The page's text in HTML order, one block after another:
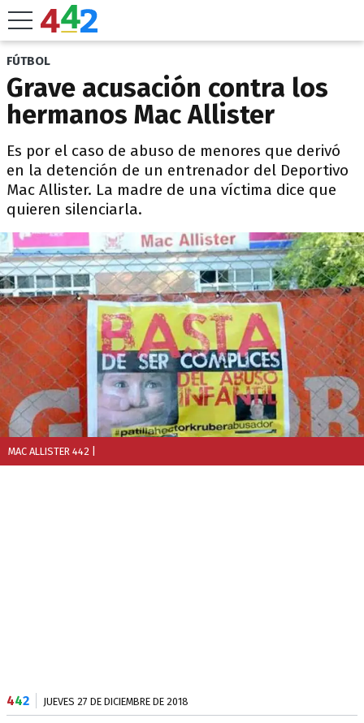
FÚTBOL
Grave acusación contra los
hermanos Mac Allister
Es por el caso de abuso de menores que derivó
en la detención de un entrenador del Deportivo
Mac Allister. La madre de una víctima dice que
quieren silenciarla.
MAC ALLISTER 442
442 JUEVES 27 DE DICIEMBRE DE 2018